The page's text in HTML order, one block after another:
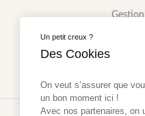
Un petit creux ?
Des Cookies
On veut s’assurer que
un bon moment ici !
Avec nos partenaires, on